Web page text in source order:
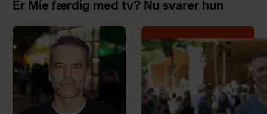
Er Mie færdig med tv? Nu svarer hun